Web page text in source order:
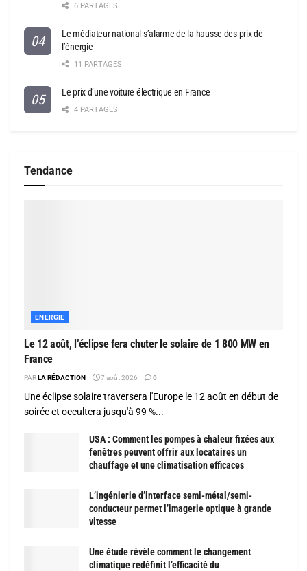
6 PARTAGES
Le médiateur national s’alarme de la hausse des prix de
l’énergie
11 PARTAGES
Le prix d’une voiture électrique en France
4 PARTAGES
Tendance
ENERGIE
Le 12 août, l’éclipse fera chuter le solaire de 1 800 MW en
France
PARLA RÉDACTION 7 août 2026 0
Une éclipse solaire traversera l'Europe le 12 août en début de
soirée et occultera jusqu'à 99 %...
USA : Comment les pompes à chaleur fixées aux
fenêtres peuvent offrir aux locataires un
chauffage et une climatisation efficaces
L’ingénierie d’interface semi-métal/semi-
conducteur permet l’imagerie optique à grande
vitesse
Une étude révèle comment le changement
climatique redéfinit l’efficacité du